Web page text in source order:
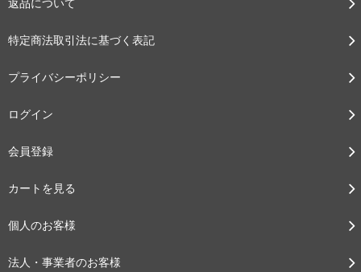
返品について
特定商法取引法に基づく表記
プライバシーポリシー
ログイン
会員登録
カートを見る
個人のお客様
法人・事業者のお客様